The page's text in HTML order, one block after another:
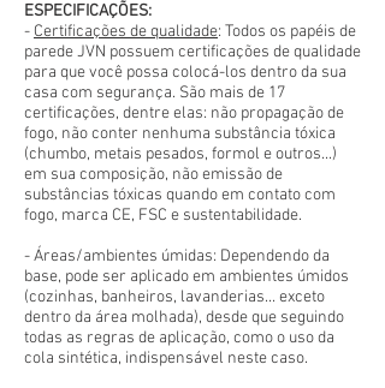
ESPECIFICAÇÕES:
- Certificações de qualidade: Todos os papéis de
parede JVN possuem certificações de qualidade
para que você possa colocá-los dentro da sua
casa com segurança. São mais de 17
certificações, dentre elas: não propagação de
fogo, não conter nenhuma substância tóxica
(chumbo, metais pesados, formol e outros...)
em sua composição, não emissão de
substâncias tóxicas quando em contato com
fogo, marca CE, FSC e sustentabilidade.
- Áreas/ambientes úmidas: Dependendo da
base, pode ser aplicado em ambientes úmidos
(cozinhas, banheiros, lavanderias... exceto
dentro da área molhada), desde que seguindo
todas as regras de aplicação, como o uso da
cola sintética, indispensável neste caso.